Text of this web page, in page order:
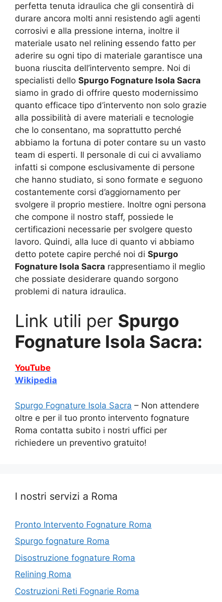
perfetta tenuta idraulica che gli consentirà di
durare ancora molti anni resistendo agli agenti
corrosivi e alla pressione interna, inoltre il
materiale usato nel relining essendo fatto per
aderire su ogni tipo di materiale garantisce una
buona riuscita dell’intervento sempre. Noi di
specialisti dello Spurgo Fognature Isola Sacra
siamo in grado di offrire questo modernissimo
quanto efficace tipo d’intervento non solo grazie
alla possibilità di avere materiali e tecnologie
che lo consentano, ma soprattutto perché
abbiamo la fortuna di poter contare su un vasto
team di esperti. Il personale di cui ci avvaliamo
infatti si compone esclusivamente di persone
che hanno studiato, si sono formate e seguono
costantemente corsi d’aggiornamento per
svolgere il proprio mestiere. Inoltre ogni persona
che compone il nostro staff, possiede le
certificazioni necessarie per svolgere questo
lavoro. Quindi, alla luce di quanto vi abbiamo
detto potete capire perché noi di Spurgo
Fognature Isola Sacra rappresentiamo il meglio
che possiate desiderare quando sorgono
problemi di natura idraulica.
Link utili per Spurgo
Fognature Isola Sacra:
YouTube
Wikipedia
Spurgo Fognature Isola Sacra – Non attendere
oltre e per il tuo pronto intervento fognature
Roma contatta subito i nostri uffici per
richiedere un preventivo gratuito!
I nostri servizi a Roma
Pronto Intervento Fognature Roma
Spurgo fognature Roma
Disostruzione fognature Roma
Relining Roma
Costruzioni Reti Fognarie Roma